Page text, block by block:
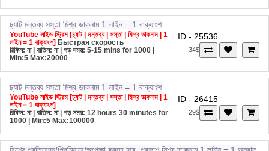
চ্যাট মন্তব্য সস্তা মিশ্র ডাকনাম 1 লাইন = 1 বাক্যাংশ
YouTube লাইভ স্ট্রিম [চ্যাট | মন্তব্য | সস্তা | মিশ্র ডাকনাম | 1
লাইন = 1 বাক্যাংশ] Быстрая скорость
রিফিল: না | বাতিল: না | গড় সময়: 5-15 mins for 1000
Min:5 Max:20000
34$
চ্যাট মন্তব্য সস্তা মিশ্র ডাকনাম 1 লাইন = 1 বাক্যাংশ
YouTube লাইভ স্ট্রিম [চ্যাট | মন্তব্য | সস্তা | মিশ্র ডাকনাম | 1
লাইন = 1 বাক্যাংশ]
রিফিল: না | বাতিল: না | গড় সময়: 12 hours 30 minutes for
1000 | Min:5 Max:100000
29$
বিশেষ প্রতিবেদন/প্রিমিয়ারে/অপেক্ষা করতে হবে, প্রকাশ মিশ্র ডাকনাম 1 লাইন = 1 অনুবাদ